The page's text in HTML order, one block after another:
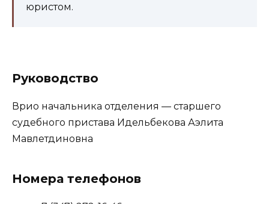
юристом.
Руководство
Врио начальника отделения — старшего
судебного пристава Идельбекова Аэлита
Мавлетдиновна
Номера телефонов